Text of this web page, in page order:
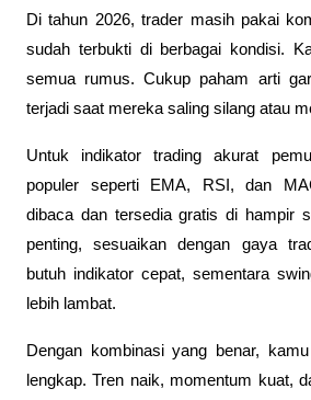
Di tahun 2026, trader masih pakai
sudah terbukti di berbagai kondisi.
semua rumus. Cukup paham arti
terjadi saat mereka saling silang atau
Untuk indikator trading akurat
populer seperti EMA, RSI, dan
dibaca dan tersedia gratis di hampir
penting, sesuaikan dengan gaya
butuh indikator cepat, sementara
lebih lambat.
Dengan kombinasi yang benar,
lengkap. Tren naik, momentum kuat,